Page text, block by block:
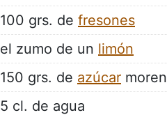
100 grs. de fresones
el zumo de un limón
150 grs. de azúcar
5 cl. de agua